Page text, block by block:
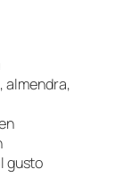
almendra,
gusto